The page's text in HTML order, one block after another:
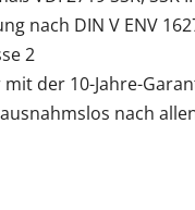
nach DIN V ENV
2
mit der 10-Jahre-
nach